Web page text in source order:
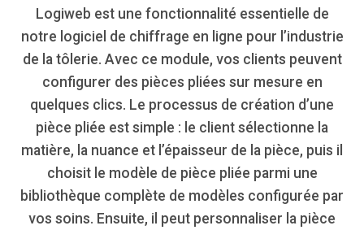
Logiweb est une fonctionnalité essentielle de
notre logiciel de chiffrage en ligne pour l’industrie
de la tôlerie. Avec ce module, vos clients peuvent
configurer des pièces pliées sur mesure en
quelques clics. Le processus de création d’une
pièce pliée est simple : le client sélectionne la
matière, la nuance et l’épaisseur de la pièce, puis il
choisit le modèle de pièce pliée parmi une
bibliothèque complète de modèles configurée par
vos soins. Ensuite, il peut personnaliser la pièce